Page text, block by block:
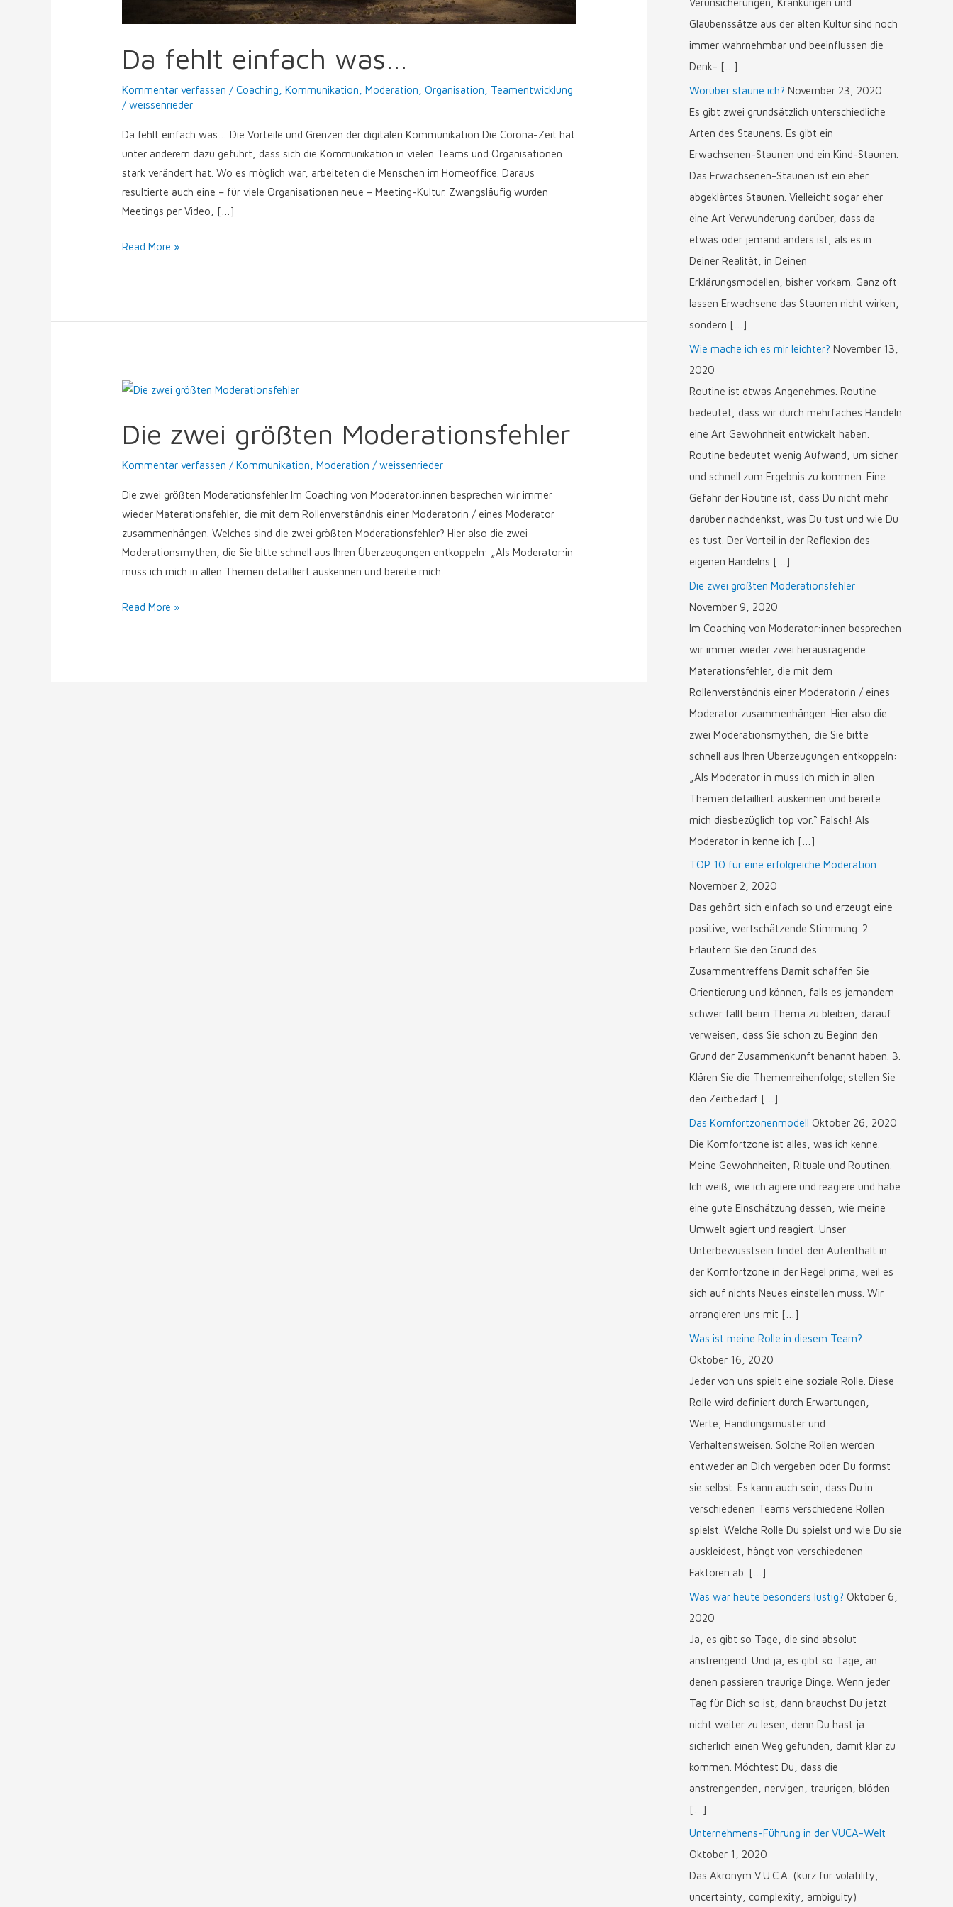
Da fehlt einfach was…
Kommentar verfassen /Coaching ,Kommunikation ,Moderation ,Organisation
Teamentwicklung
/weissenrieder
Da fehlt einfach was… Die Vorteile und Grenzen der digitalen Kommunikation Die Corona-Zeit hat
unter anderem dazu geführt, dass sich die Kommunikation in vielen Teams und Organisationen
stark verändert hat. Wo es möglich war, arbeiteten die Menschen im Homeoffice. Daraus
resultierte auch eine – für viele Organisationen neue – Meeting-Kultur. Zwangsläufig wurden
Meetings per Video, […]
Read More »
Die zwei größten Moderationsfehler
Kommentar verfassen /Kommunikation ,Moderation /weissenrieder
Die zwei größten Moderationsfehler Im Coaching von Moderator:innen besprechen wir immer
wieder Materationsfehler, die mit dem Rollenverständnis einer Moderatorin / eines Moderator
zusammenhängen. Welches sind die zwei größten Moderationsfehler? Hier also die zwei
Moderationsmythen, die Sie bitte schnell aus Ihren Überzeugungen entkoppeln: „Als Moderator:in
muss ich mich in allen Themen detailliert auskennen und bereite mich
Die
größten
Moderationsfehler
Read More »
Verunsicherungen, Kränkungen und
Glaubenssätze aus der alten Kultur sind noch
immer wahrnehmbar und beeinflussen die
Denk- […]
Worüber staune ich? November 23, 2020
Es gibt zwei grundsätzlich unterschiedliche
Arten des Staunens. Es gibt ein
Erwachsenen-Staunen und ein Kind-Staunen.
Das Erwachsenen-Staunen ist ein eher
abgeklärtes Staunen. Vielleicht sogar eher
eine Art Verwunderung darüber, dass da
etwas oder jemand anders ist, als es in
Deiner Realität, in Deinen
Erklärungsmodellen, bisher vorkam. Ganz oft
lassen Erwachsene das Staunen nicht wirken,
sondern […]
Wie mache ich es mir leichter? November 13,
2020
Routine ist etwas Angenehmes. Routine
bedeutet, dass wir durch mehrfaches Handeln
eine Art Gewohnheit entwickelt haben.
Routine bedeutet wenig Aufwand, um sicher
und schnell zum Ergebnis zu kommen. Eine
Gefahr der Routine ist, dass Du nicht mehr
darüber nachdenkst, was Du tust und wie Du
es tust. Der Vorteil in der Reflexion des
eigenen Handelns […]
Die zwei größten Moderationsfehler
November 9, 2020
Im Coaching von Moderator:innen besprechen
wir immer wieder zwei herausragende
Materationsfehler, die mit dem
Rollenverständnis einer Moderatorin / eines
Moderator zusammenhängen. Hier also die
zwei Moderationsmythen, die Sie bitte
schnell aus Ihren Überzeugungen entkoppeln:
„Als Moderator:in muss ich mich in allen
Themen detailliert auskennen und bereite
mich diesbezüglich top vor.“ Falsch! Als
Moderator:in kenne ich […]
TOP 10 für eine erfolgreiche Moderation
November 2, 2020
Das gehört sich einfach so und erzeugt eine
positive, wertschätzende Stimmung. 2.
Erläutern Sie den Grund des
Zusammentreffens Damit schaffen Sie
Orientierung und können, falls es jemandem
schwer fällt beim Thema zu bleiben, darauf
verweisen, dass Sie schon zu Beginn den
Grund der Zusammenkunft benannt haben. 3.
Klären Sie die Themenreihenfolge; stellen Sie
den Zeitbedarf […]
Das Komfortzonenmodell Oktober 26, 2020
Die Komfortzone ist alles, was ich kenne.
Meine Gewohnheiten, Rituale und Routinen.
Ich weiß, wie ich agiere und reagiere und habe
eine gute Einschätzung dessen, wie meine
Umwelt agiert und reagiert. Unser
Unterbewusstsein findet den Aufenthalt in
der Komfortzone in der Regel prima, weil es
sich auf nichts Neues einstellen muss. Wir
arrangieren uns mit […]
Was ist meine Rolle in diesem Team?
Oktober 16, 2020
Jeder von uns spielt eine soziale Rolle. Diese
Rolle wird definiert durch Erwartungen,
Werte, Handlungsmuster und
Verhaltensweisen. Solche Rollen werden
entweder an Dich vergeben oder Du formst
sie selbst. Es kann auch sein, dass Du in
verschiedenen Teams verschiedene Rollen
spielst. Welche Rolle Du spielst und wie Du sie
auskleidest, hängt von verschiedenen
Faktoren ab. […]
Was war heute besonders lustig? Oktober 6,
2020
Ja, es gibt so Tage, die sind absolut
anstrengend. Und ja, es gibt so Tage, an
denen passieren traurige Dinge. Wenn jeder
Tag für Dich so ist, dann brauchst Du jetzt
nicht weiter zu lesen, denn Du hast ja
sicherlich einen Weg gefunden, damit klar zu
kommen. Möchtest Du, dass die
anstrengenden, nervigen, traurigen, blöden
[…]
Unternehmens-Führung in der VUCA-Welt
Oktober 1, 2020
Das Akronym V.U.C.A. (kurz für volatility,
uncertainty, complexity, ambiguity)